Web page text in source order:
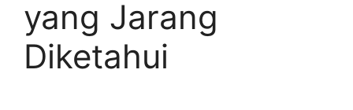
yang Jarang
Diketahui